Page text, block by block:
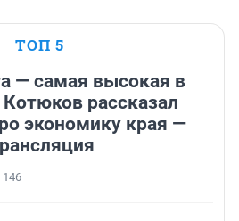
ТОП 5
— самая высокая в
рассказал
экономику края —
146